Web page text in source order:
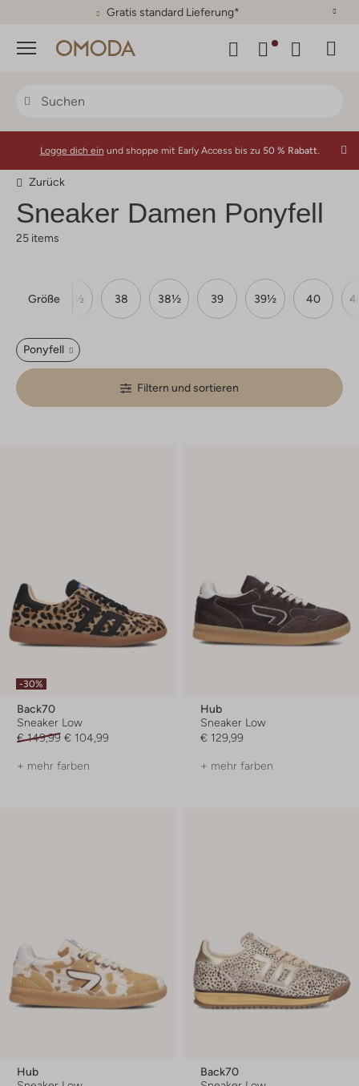
30 Tage Rückgaberecht
Menü
Logge dich ein und shoppe mit Early Access bis zu 50 % Rabatt.
Zurück
Sneaker Damen Ponyfell
25 items
Größe
37 37½ 38 38½ 39 39½ 40
Ponyfell
Filtern und sortieren
-30%
Back70
Sneaker Low
€ 149,99 € 104,99
+ mehr farben
Hub
Sneaker Low
€ 129,99
+ mehr farben
Hub
Back70